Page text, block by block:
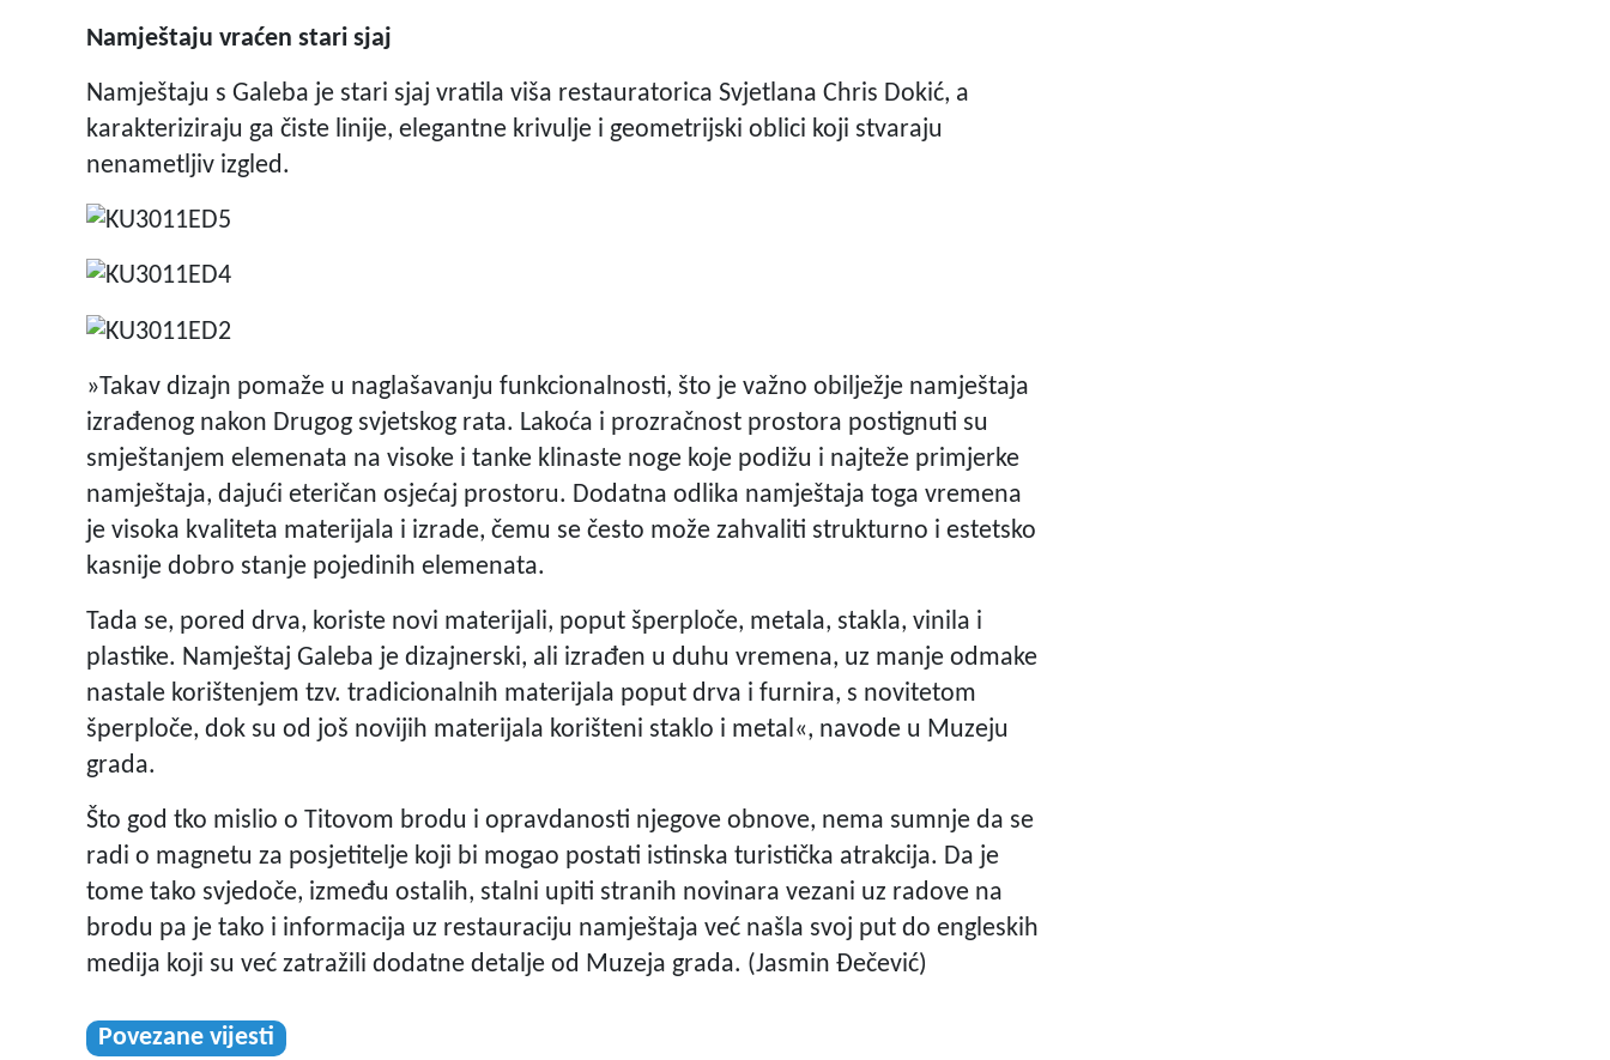
Namještaju vraćen stari sjaj
Namještaju s Galeba je stari sjaj vratila viša restauratorica Svjetlana Chris Dokić, a
karakteriziraju ga čiste linije, elegantne krivulje i geometrijski oblici koji stvaraju
nenametljiv izgled.
»Takav dizajn pomaže u naglašavanju funkcionalnosti, što je važno obilježje namještaja
izrađenog nakon Drugog svjetskog rata. Lakoća i prozračnost prostora postignuti su
smještanjem elemenata na visoke i tanke klinaste noge koje podižu i najteže primjerke
namještaja, dajući eteričan osjećaj prostoru. Dodatna odlika namještaja toga vremena
je visoka kvaliteta materijala i izrade, čemu se često može zahvaliti strukturno i estetsko
kasnije dobro stanje pojedinih elemenata.
Tada se, pored drva, koriste novi materijali, poput šperploče, metala, stakla, vinila i
plastike. Namještaj Galeba je dizajnerski, ali izrađen u duhu vremena, uz manje odmake
nastale korištenjem tzv. tradicionalnih materijala poput drva i furnira, s novitetom
šperploče, dok su od još novijih materijala korišteni staklo i metal«, navode u Muzeju
grada.
Što god tko mislio o Titovom brodu i opravdanosti njegove obnove, nema sumnje da se
radi o magnetu za posjetitelje koji bi mogao postati istinska turistička atrakcija. Da je
tome tako svjedoče, između ostalih, stalni upiti stranih novinara vezani uz radove na
brodu pa je tako i informacija uz restauraciju namještaja već našla svoj put do engleskih
medija koji su već zatražili dodatne detalje od Muzeja grada. (Jasmin Đečević)
Povezane vijesti